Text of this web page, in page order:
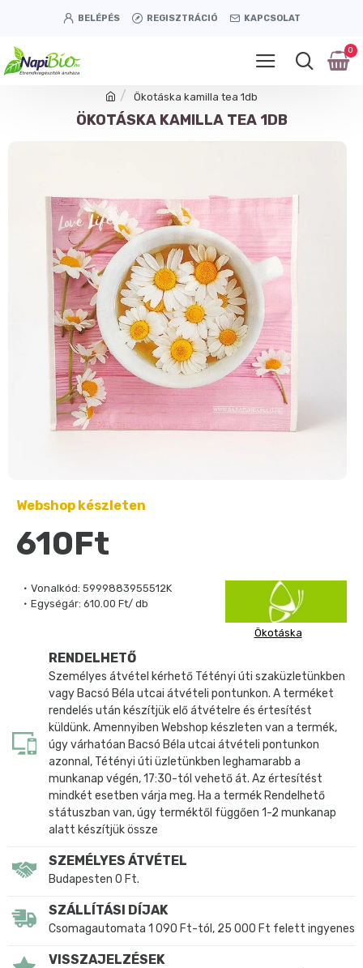
BELÉPÉS REGISZTRÁCIÓ KAPCSOLAT
0
Ökotáska kamilla tea 1db
ÖKOTÁSKA KAMILLA TEA 1DB
Vonalkód: 5999883955512K
Egységár: 610.00 Ft/ db
Ökotáska
Webshop készleten
610Ft
RENDELHETŐ
Személyes átvétel kérhető Tétényi úti szaküzletünkben
vagy Bacsó Béla utcai átvételi pontunkon. A terméket
rendelés után készítjük elő átvételre és értesítést
küldünk. Amennyiben Webshop készleten van a termék,
úgy várhatóan Bacsó Béla utcai átvételi pontunkon
azonnal, Tétényi úti üzletünkben leghamarabb a
munkanap végén, 17:30-tól vehető át. Az értesítést
mindkét esetben várja meg. Ha a termék Rendelhető
státuszban van, úgy terméktől függően 1-2 munkanap
alatt készítjük össze
SZEMÉLYES ÁTVÉTEL
Budapesten 0 Ft.
SZÁLLÍTÁSI DÍJAK
Csomagautomata 1 090 Ft-tól, 25 000 Ft felett ingyenes
VISSZAJELZÉSEK